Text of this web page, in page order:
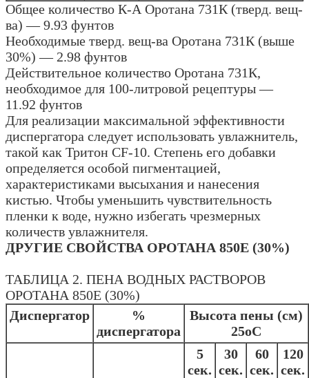
Общее количество К-А Оротана 731К (тверд. вещ-
ва) — 9.93 фунтов
Необходимые тверд. вещ-ва Оротана 731К (выше
30%) — 2.98 фунтов
Действительное количество Оротана 731К,
необходимое для 100-литровой рецептуры —
11.92 фунтов
Для реализации максимальной эффективности
диспергатора следует использовать увлажнитель,
такой как Тритон CF-10. Степень его добавки
определяется особой пигментацией,
характеристиками высыхания и нанесения
кистью. Чтобы уменьшить чувствительность
пленки к воде, нужно избегать чрезмерных
количеств увлажнителя.
ДРУГИЕ СВОЙСТВА ОРОТАНА 850Е (30%)
ТАБЛИЦА 2. ПЕНА ВОДНЫХ РАСТВОРОВ
ОРОТАНА 850Е (30%)
Диспергатор
%
диспергатора
Высота пены (см)
25оС
5
сек.
30
сек.
60
сек.
120
сек.